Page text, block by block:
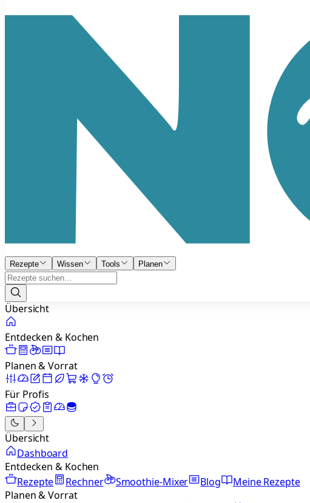
Rezepte Wissen Tools Planen
Übersicht
Entdecken & Kochen
Planen & Vorrat
Für Profis
Übersicht
Dashboard
Entdecken & Kochen
Rezepte
Rechner Smoothie-Mixer Blog
Meine Rezepte
Planen & Vorrat